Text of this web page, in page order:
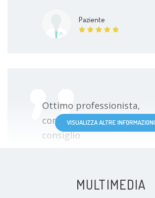
Paziente
Ottimo professionista,
competente e puntuale. Lo
consiglio
VISUALIZZA ALTRE INFORMAZIONI
MULTIMEDIA